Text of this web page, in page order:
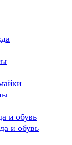
и обувь
и обувь